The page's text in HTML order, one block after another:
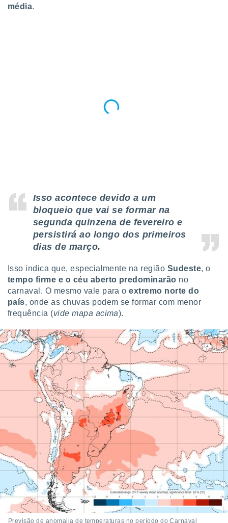
média.
Isso acontece devido a um
bloqueio que vai se formar na
segunda quinzena de fevereiro e
persistirá ao longo dos primeiros
dias de março.
Isso indica que, especialmente na região Sudeste, o
tempo firme e o céu aberto predominarão no
carnaval. O mesmo vale para oextremo norte do
país, onde as chuvas podem se formar com menor
frequência (vide mapa acima).
Previsão de anomalia de temperaturas no período do Carnaval